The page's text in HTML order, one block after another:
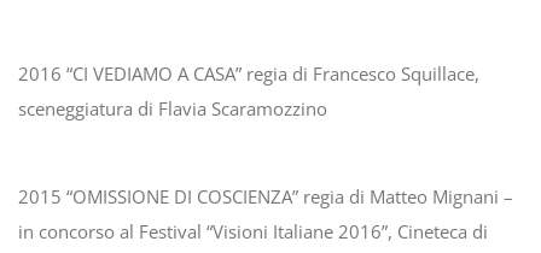
2016 “CI VEDIAMO A CASA” regia di Francesco Squillace,
sceneggiatura di Flavia Scaramozzino
2015 “OMISSIONE DI COSCIENZA” regia di Matteo Mignani –
in concorso al Festival “Visioni Italiane 2016”, Cineteca di